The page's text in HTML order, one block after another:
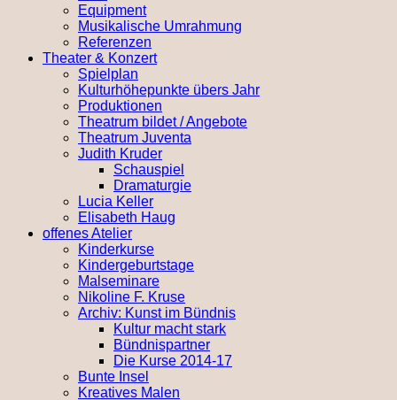
Equipment
Musikalische Umrahmung
Referenzen
Theater & Konzert
Spielplan
Kulturhöhepunkte übers Jahr
Produktionen
Theatrum bildet / Angebote
Theatrum Juventa
Judith Kruder
Schauspiel
Dramaturgie
Lucia Keller
Elisabeth Haug
offenes Atelier
Kinderkurse
Kindergeburtstage
Malseminare
Nikoline F. Kruse
Archiv: Kunst im Bündnis
Kultur macht stark
Bündnispartner
Die Kurse 2014-17
Bunte Insel
Kreatives Malen